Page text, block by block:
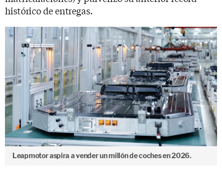
histórico de entregas.
Leapmotor aspira a vender un millón de coches en 2026.